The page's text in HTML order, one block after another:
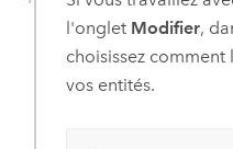
l'onglet Modifier,
choisissez comment
vos entités.